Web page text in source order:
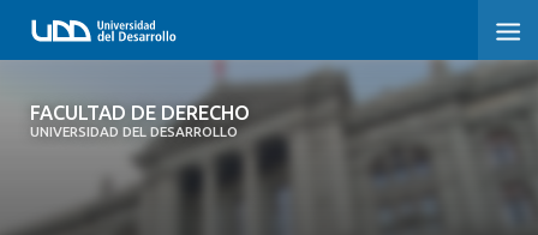
FACULTAD DE DERECHO
UNIVERSIDAD DEL DESARROLLO
FACULTAD DE DERECHO
SOBRE LA FACULTAD